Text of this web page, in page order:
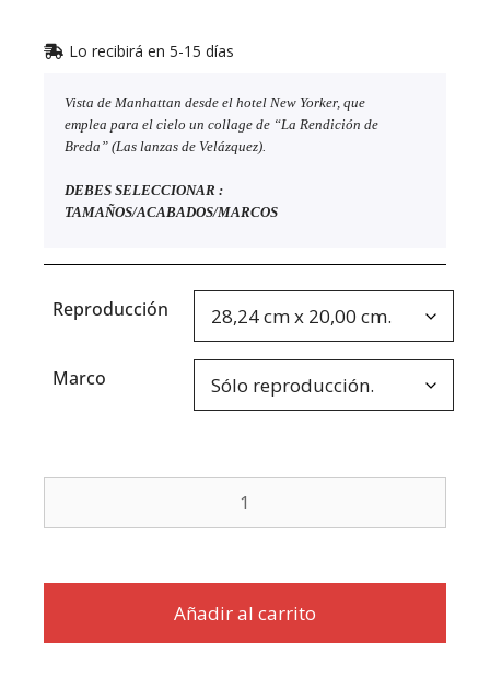
Lo recibirá en 5-15 días
Vista de Manhattan desde el hotel New Yorker, que
emplea para el cielo un collage de “La Rendición de
Breda” (Las lanzas de Velázquez).
DEBES SELECCIONAR :
TAMAÑOS/ACABADOS/MARCOS
Reproducción
Marco
Añadir al carrito